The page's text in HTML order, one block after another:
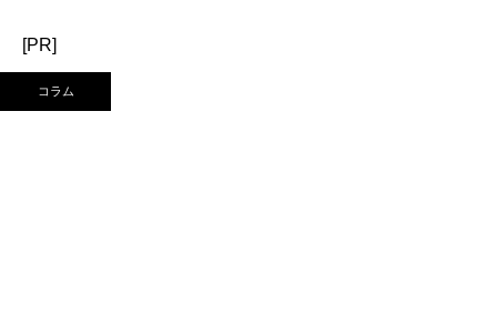
[PR]
コラム